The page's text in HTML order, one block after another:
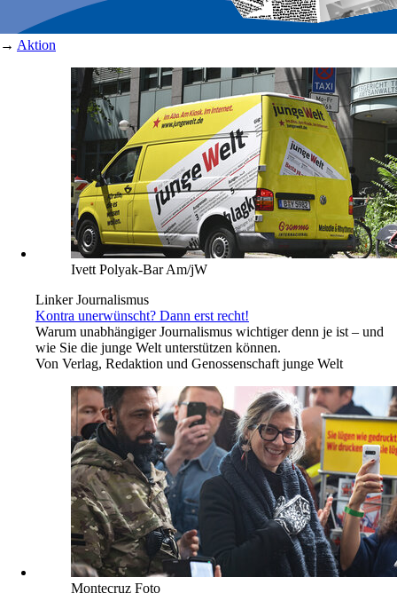
→ Aktion
Ivett Polyak-Bar Am/jW
Linker Journalismus
Kontra unerwünscht? Dann erst recht!
Warum unabhängiger Journalismus wichtiger denn je ist – und
wie Sie die junge Welt unterstützen können.
Von Verlag, Redaktion und Genossenschaft junge Welt
Montecruz Foto